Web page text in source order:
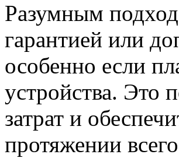
Разумным
гарантией или
особенно если
устройства. Это
затрат и
протяжении